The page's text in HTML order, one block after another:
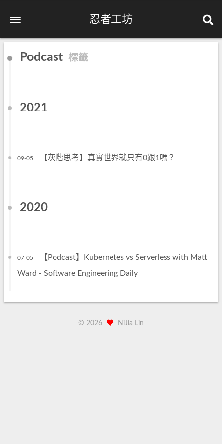
忍者工坊
Podcast 標籤
2021
09-05 【灰階思考】真實世界就只有0跟1嗎？
2020
07-05
【Podcast】Kubernetes vs Serverless with Matt
Ward - Software Engineering Daily
© 2026 NiJia Lin